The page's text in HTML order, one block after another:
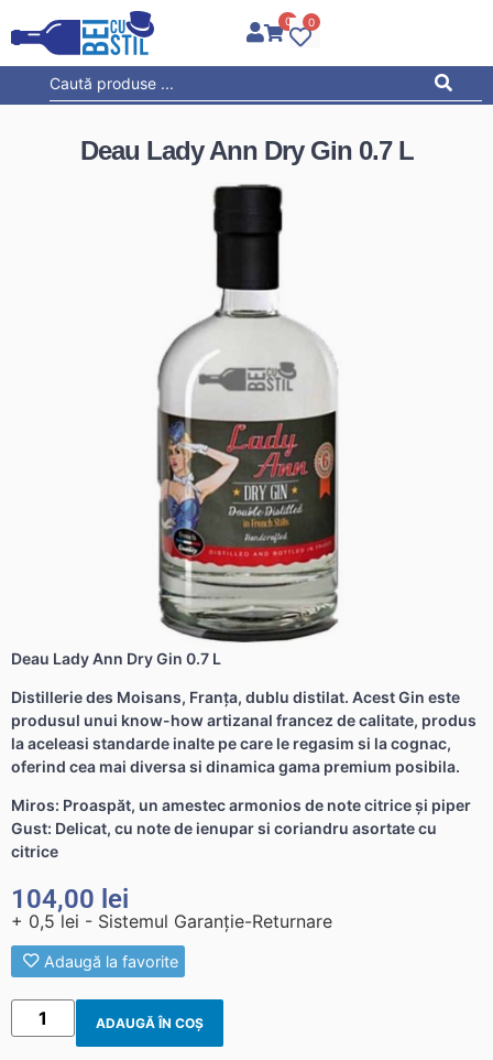
0 0
Deau Lady Ann Dry Gin 0.7 L
Deau Lady Ann Dry Gin 0.7 L
Distillerie des Moisans, Franța, dublu distilat. Acest Gin este
produsul unui know-how artizanal francez de calitate, produs
la aceleasi standarde inalte pe care le regasim si la cognac,
oferind cea mai diversa si dinamica gama premium posibila.
Miros: Proaspăt, un amestec armonios de note citrice și piper
Gust: Delicat, cu note de ienupar si coriandru asortate cu
citrice
104,00 lei
+ 0,5 lei - Sistemul Garanție-Returnare
Adaugă la favorite
ADAUGĂ ÎN COȘ